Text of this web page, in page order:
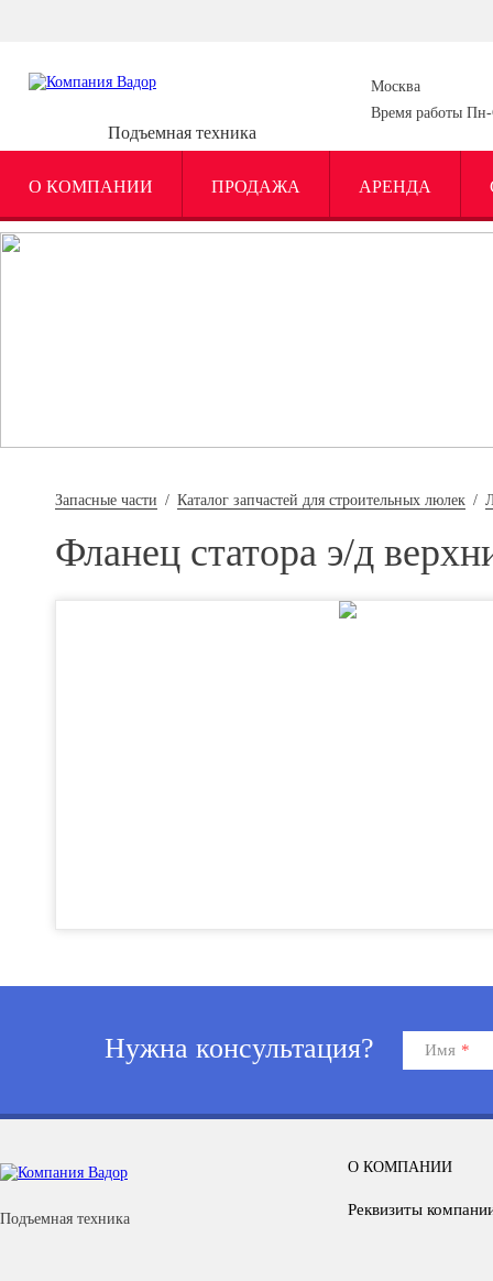
Подъемная техника
Москва
Время работы
О КОМПАНИИ ПРОДАЖА АРЕНДА
Запасные части / Каталог запчастей для строительных люлек /
Фланец статора э/д
Нужна консультация? Имя *
Подъемная техника
О КОМПАНИИ
Реквизиты